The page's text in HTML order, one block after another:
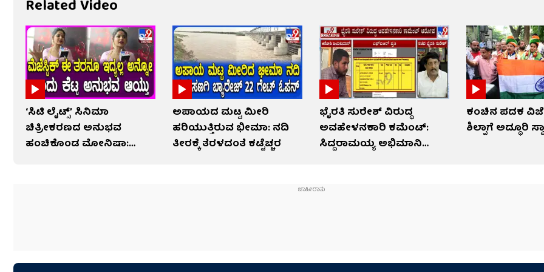
Related Video
‘ಸಿಟಿ ಲೈಟ್ಸ್’ ಸಿನಿಮಾ
ಚಿತ್ರೀಕರಣದ ಅನುಭವ
ಹಂಚಿಕೊಂಡ ಮೋನಿಷಾ:
ಅಪಾಯದ ಮಟ್ಟ ಮೀರಿ
ಹರಿಯುತ್ತಿರುವ ಭೀಮಾ: ನದಿ
ತೀರಕ್ಕೆ ತೆರಳದಂತೆ ಕಟ್ಟೆಚ್ಚರ
ಭೈರತಿ ಸುರೇಶ್ ವಿರುದ್ಧ
ಅವಹೇಳನಕಾರಿ ಕಮೆಂಟ್:
ಸಿದ್ದರಾಮಯ್ಯ ಅಭಿಮಾನಿ
ಕಂಚಿನ ಪದಕ
ಶಿಲ್ಪಾಗೆ ಅದ್ಧೂರಿ